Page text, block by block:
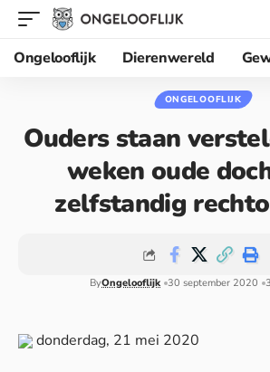
Ongelooflijk
Dierenwereld
ONGELOOFLIJK
Ouders staan
weken oude
zelfstandig
ByOngelooflijk 30 september 2020
donderdag, 21 mei 2020